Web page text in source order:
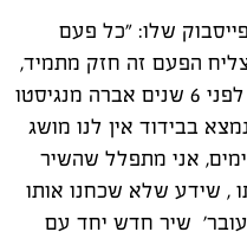
שלו: "כל פעם
הפעם זה חזק מתמיד,
אפשר אפילו לקרוא לזה תפילה. לפני 6 שנים אברה מנגיסטו
שהוא נמצא בבידוד אין לנו מושג
אני מתפלל שהשיר
, שידע שלא שכחנו אותו
עובר׳ שיר חדש יחד עם